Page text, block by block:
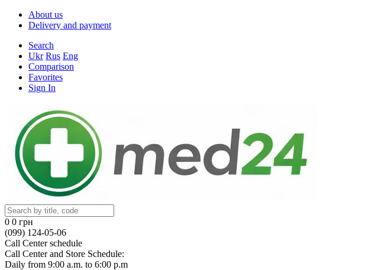
About us
Delivery and payment
Search
Ukr Rus Eng
Comparison
Favorites
Sign In
0 0 грн
(099) 124-05-06
Call Center schedule
Call Center and Store Schedule:
Daily from 9:00 a.m. to 6:00 p.m